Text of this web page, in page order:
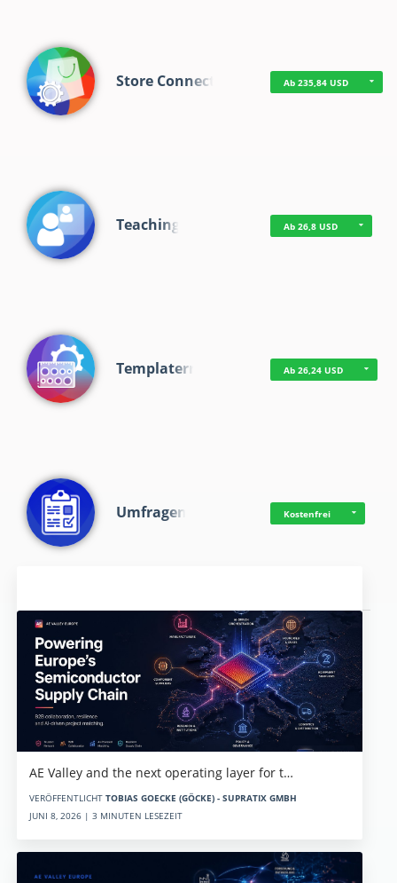
Store Connect Ab 235,84 USD
Teaching Ab 26,8 USD
Templaterr Ab 26,24 USD
Umfragen Kostenfrei
AE Valley and the next operating layer for t…
VERÖFFENTLICHT TOBIAS GOECKE (GÖCKE) - SUPRATIX GMBH
JUNI 8, 2026 | 3 MINUTEN LESEZEIT